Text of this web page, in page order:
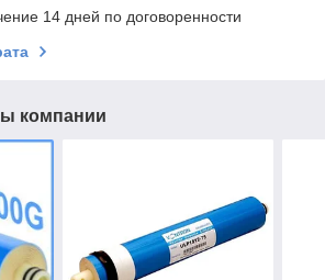
14 дней по договоренности
компании